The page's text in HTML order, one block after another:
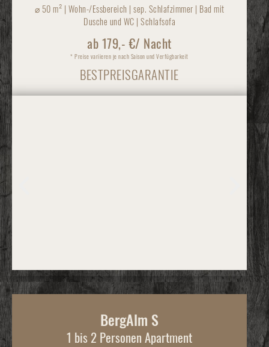
⌀ 50 m² | Wohn-/Essbereich | sep. Schlafzimmer | Bad mit
Dusche und WC | Schlafsofa
ab 179,- €/ Nacht
* Preise variieren je nach Saison und Verfügbarkeit
BESTPREISGARANTIE
BergAlm S
1 bis 2 Personen Apartment